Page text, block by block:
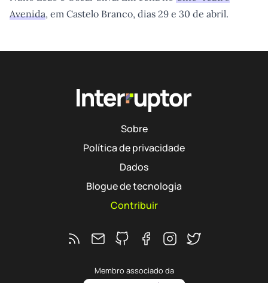
Avenida, em Castelo Branco, dias 29 e 30 de abril.
Sobre
Política de privacidade
Dados
Blogue de tecnologia
Contribuir
Membro associado da